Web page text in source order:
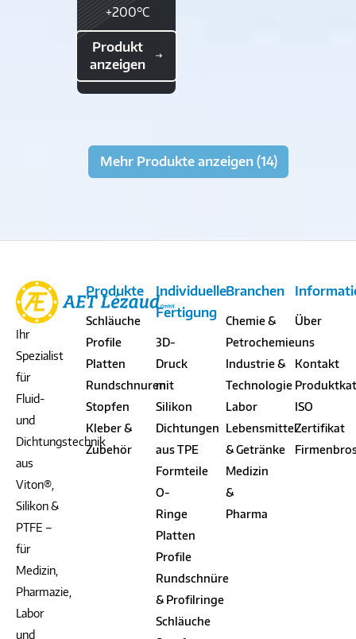
+200°C
Produkt
anzeigen
Mehr Produkte anzeigen (14)
Ihr
Spezialist
für
Fluid-
und
Dichtungstechnik
aus
Viton®,
Silikon &
PTFE –
für
Medizin,
Pharmazie,
Labor
und
Produkte
Schläuche
Profile
Platten
Rundschnuren
Stopfen
Kleber &
Zubehör
Individuelle
Fertigung
3D-
Druck
mit
Silikon
Dichtungen
aus TPE
Formteile
O-
Ringe
Platten
Profile
Rundschnüre
& Profilringe
Schläuche
Branchen
Chemie &
Petrochemie
Industrie &
Technologie
Labor
Lebensmittel
& Getränke
Medizin
&
Pharma
Über
uns
Kontakt
ISO
Zertifikat